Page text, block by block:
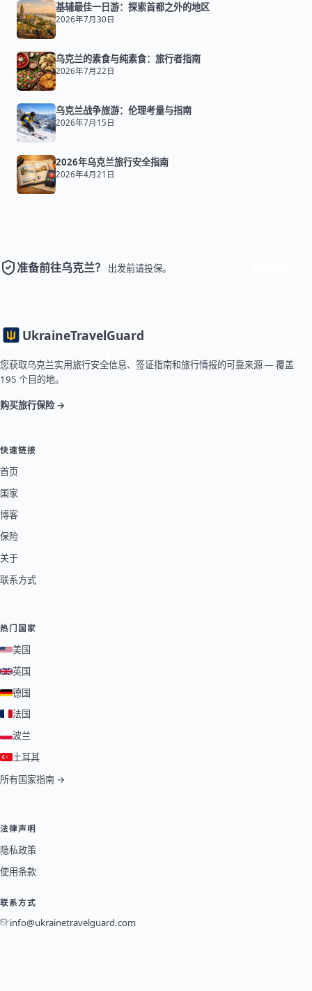
基辅最佳一日游：探索首都之外的地区
2026年7月30日
乌克兰的素食与纯素食：旅行者指南
2026年7月22日
乌克兰战争旅游：伦理考量与指南
2026年7月15日
2026年乌克兰旅行安全指南
2026年4月21日
准备前往乌克兰？ 出发前请投保。
UkraineTravelGuard
您获取乌克兰实用旅行安全信息、签证指南和旅行情报的可靠来源 — 覆盖
195 个目的地。
购买旅行保险 →
快速链接
首页
国家
博客
保险
关于
联系方式
热门国家
美国
英国
德国
法国
波兰
土耳其
所有国家指南 →
法律声明
隐私政策
使用条款
联系方式
info@ukrainetravelguard.com